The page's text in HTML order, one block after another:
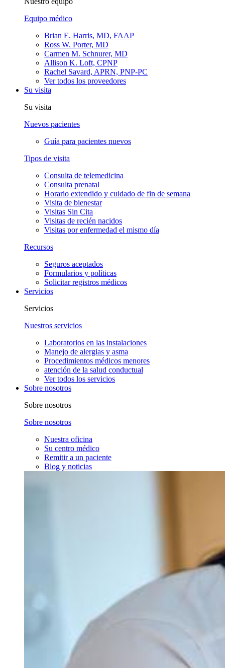
Equipo médico
Brian E. Harris, MD, FAAP
Ross W. Porter, MD
Carmen M. Schnurer, MD
Allison K. Loft, CPNP
Rachel Savard, APRN, PNP-PC
Ver todos los proveedores
Su visita
Su visita
Nuevos pacientes
Guía para pacientes nuevos
Tipos de visita
Consulta de telemedicina
Consulta prenatal
Horario extendido y cuidado de fin de semana
Visita de bienestar
Visitas Sin Cita
Visitas de recién nacidos
Visitas por enfermedad el mismo día
Recursos
Seguros aceptados
Formularios y políticas
Solicitar registros médicos
Servicios
Servicios
Nuestros servicios
Laboratorios en las instalaciones
Manejo de alergias y asma
Procedimientos médicos menores
atención de la salud conductual
Ver todos los servicios
Sobre nosotros
Sobre nosotros
Sobre nosotros
Nuestra oficina
Su centro médico
Remitir a un paciente
Blog y noticias